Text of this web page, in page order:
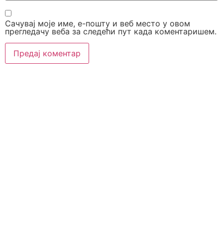
Сачувај моје име, е-пошту и веб место у овом
прегледачу веба за следећи пут када коментаришем.